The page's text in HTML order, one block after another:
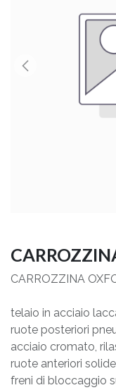
CARROZZINA
telaio in acciaio
ruote posteriori
acciaio cromato,
ruote anteriori
freni di bloccaggio